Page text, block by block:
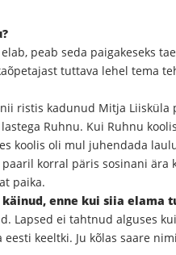
peab seda paigakeseks
tuttava lehel tema
ristis kadunud Mitja Liisküla
Ruhnu. Kui Ruhnu
koolis oli mul juhendada
korral päris sosinani ära
paika.
käinud, enne kui siia elama
Lapsed ei tahtnud alguses
keeltki. Ju kõlas saare